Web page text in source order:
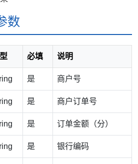
数
必填 说明
是 商户号
是 商户订单号
是 订单金额（分）
是 银行编码